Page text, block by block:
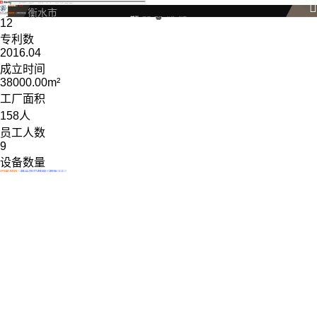

4年
衡水市 首页 工厂 商品 分类 档案

12
专利数
2016.04
成立时间
38000.00m²
工厂面积
158人
员工人数
9
设备数量
回复及时 真实性已核验 源头工厂